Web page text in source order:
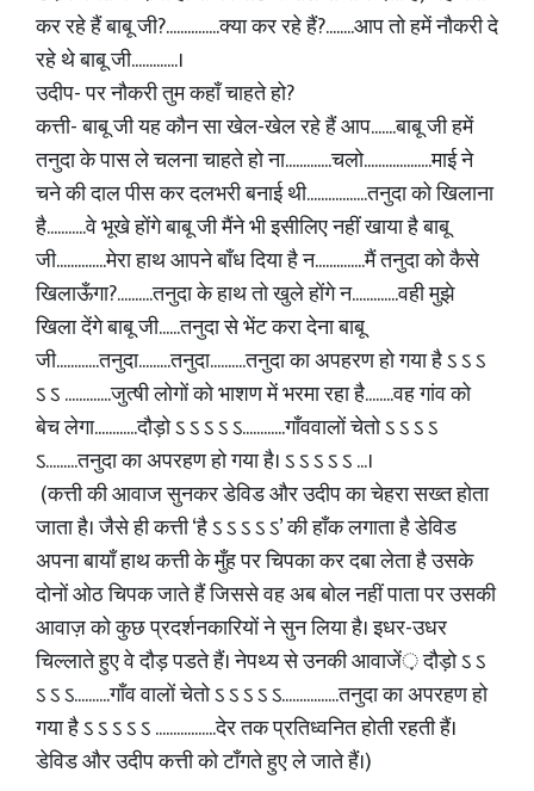
कर रहे हैं बाबू जी?...............क्या कर रहे हैं?........आप तो हमें नौकरी दे
रहे थे बाबू जी.............।
उदीप- पर नौकरी तुम कहाँ चाहते हो?
कत्ती- बाबू जी यह कौन सा खेल-खेल रहे हैं आप.......बाबू जी हमें
तनुदा के पास ले चलना चाहते हो ना.............चलो...................माई ने
चने की दाल पीस कर दलभरी बनाई थी.................तनुदा को खिलाना
है...........वे भूखे होंगे बाबू जी मैंने भी इसीलिए नहीं खाया है बाबू
जी..............मेरा हाथ आपने बाँध दिया है न..............मैं तनुदा को कैसे
खिलाऊँगा?..........तनुदा के हाथ तो खुले होंगे न.............वही मुझे
खिला देंगे बाबू जी......तनुदा से भेंट करा देना बाबू
जी............तनुदा.........तनुदा..........तनुदा का अपहरण हो गया है ऽ ऽ ऽ
ऽ ऽ .............जुत्षी लोगों को भाशण में भरमा रहा है........वह गांव को
बेच लेगा............दौड़ो ऽ ऽ ऽ ऽ ऽ............गाँववालों चेतो ऽ ऽ ऽ ऽ
ऽ.........तनुदा का अपरहण हो गया है। ऽ ऽ ऽ ऽ ऽ ...।
(कत्ती की आवाज सुनकर डेविड और उदीप का चेहरा सख्त होता
जाता है। जैसे ही कत्ती ‘है ऽ ऽ ऽ ऽ ऽ’ की हाँक लगाता है डेविड
अपना बायाँ हाथ कत्ती के मुँह पर चिपका कर दबा लेता है उसके
दोनों ओठ चिपक जाते हैं जिससे वह अब बोल नहीं पाता पर उसकी
आवाज़ को कुछ प्रदर्शनकारियों ने सुन लिया है। इधर-उधर
चिल्लाते हुए वे दौड़ पडते हैं। नेपथ्य से उनकी आवाजें़ दौड़ो ऽ ऽ
ऽ ऽ ऽ..........गाँव वालों चेतो ऽ ऽ ऽ ऽ ऽ................तनुदा का अपरहण हो
गया है ऽ ऽ ऽ ऽ ऽ .................देर तक प्रतिध्वनित होती रहती हैं।
डेविड और उदीप कत्ती को टाँगते हुए ले जाते हैं।)